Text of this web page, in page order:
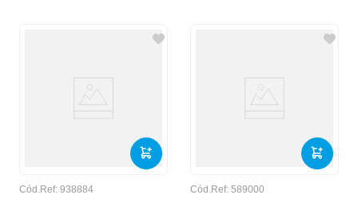
Cód.Ref: 938884 Cód.Ref: 589000